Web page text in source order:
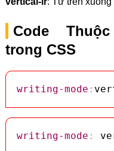
Code
trong CSS
writing-mode :
writing-mode :